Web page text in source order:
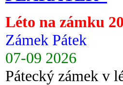
Léto na zámku
Zámek Pátek
07-09 2026
Pátecký zámek v